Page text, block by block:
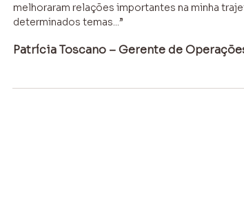
melhoraram relações importantes na minha
determinados temas...”
Patrícia Toscano – Gerente de